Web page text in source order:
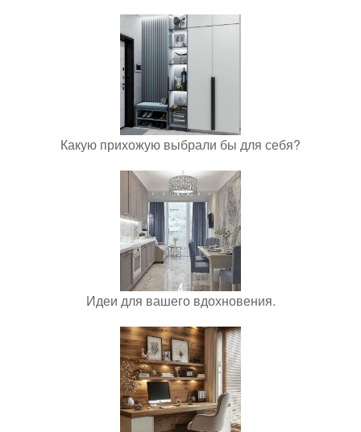
Какую прихожую выбрали бы для себя?
Идеи для вашего вдохновения.